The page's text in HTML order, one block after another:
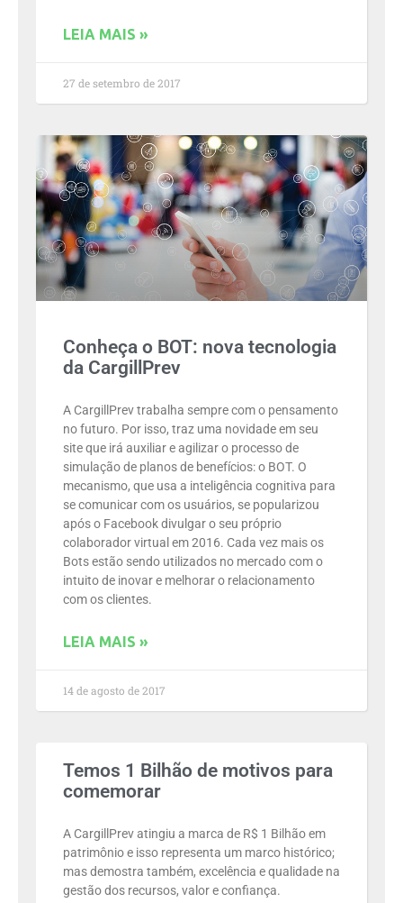
LEIA MAIS »
27 de setembro de 2017
Conheça o BOT: nova tecnologia
da CargillPrev
A CargillPrev trabalha sempre com o pensamento
no futuro. Por isso, traz uma novidade em seu
site que irá auxiliar e agilizar o processo de
simulação de planos de benefícios: o BOT. O
mecanismo, que usa a inteligência cognitiva para
se comunicar com os usuários, se popularizou
após o Facebook divulgar o seu próprio
colaborador virtual em 2016. Cada vez mais os
Bots estão sendo utilizados no mercado com o
intuito de inovar e melhorar o relacionamento
com os clientes.
LEIA MAIS »
14 de agosto de 2017
Temos 1 Bilhão de motivos para
comemorar
A CargillPrev atingiu a marca de R$ 1 Bilhão em
patrimônio e isso representa um marco histórico;
mas demostra também, excelência e qualidade na
gestão dos recursos, valor e confiança.